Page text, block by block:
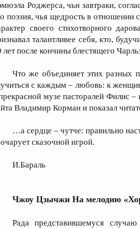
Роджерса, чьи завтраки,
поэзия, чья щедрость в отношении
своего стихотворного
талантливее себя, кто,
лет после кончины блестящего
Что же объединяет этих разных
с каждым – любовь: к
музе пасторалей Филис
Владимир Корман и показал
…а сердце – чутче: правильно
сказочной игрой.
И.Бараль
Чжоу Цзычжи На мелодию
Рада представившемуся